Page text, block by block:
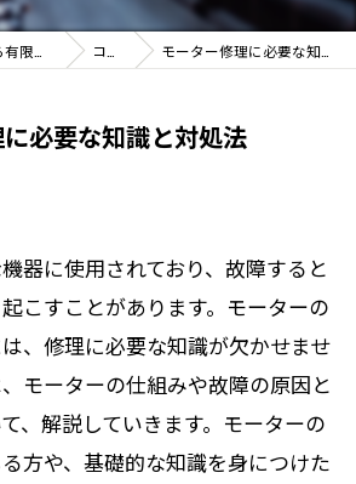
コラム モーター修理に必要な知識と対処法
必要な知識と対処法
器に使用されており、故障すると
こすことがあります。モーターの
、修理に必要な知識が欠かせませ
モーターの仕組みや故障の原因と
、解説していきます。モーターの
方や、基礎的な知識を身につけた